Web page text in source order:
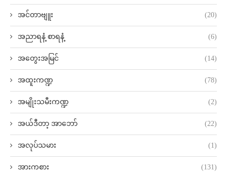
အင်တာဗျူး (20)
အညာရနံ့ စာရနံ့ (6)
အတွေးအမြင် (14)
အထူးကဏ္ဍ (78)
အမျိုးသမီးကဏ္ဍ (2)
အယ်ဒီတာ့ အာဘော် (22)
အလုပ်သမား (1)
အားကစား (131)